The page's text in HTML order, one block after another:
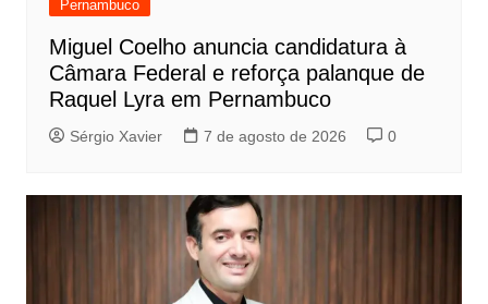
Pernambuco
Miguel Coelho anuncia candidatura à
Câmara Federal e reforça palanque de
Raquel Lyra em Pernambuco
Sérgio Xavier 7 de agosto de 2026 0